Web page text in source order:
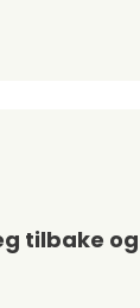
tilbake